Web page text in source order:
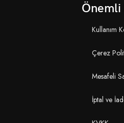
Kullanım
Çerez
Mesafeli
İptal ve